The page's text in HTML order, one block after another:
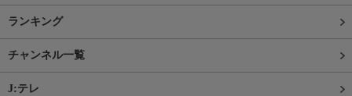
ランキング
チャンネル一覧
J:テレ